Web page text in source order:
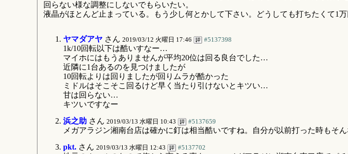
回らない様な調整にしないでもらいたい。
液晶がほとんど止まっている。もう少し何とかして下さい。どうしても打ちたくて1万
ヤマダアヤさん 2019/03/12 火曜日 17:46 #5137398
1k/10回転以下は酷いすなー…
マイホにはもうありませんが平均20位は回る良台でした…
近隣に1台あるのを見つけましたが
10回転よりは回りましたが回りムラが酷かった
ミドルはそこそこ回るけど早く当たり引けないとキツい…
甘は回らない…
キツいですなー
浜之助さん 2019/03/13 水曜日 10:43 #5137659
メガアラジン湘南台店は確かに釘は相当酷いですね。自分が以前打った時もそ
pkt.さん 2019/03/13 水曜日 12:43 #5137702